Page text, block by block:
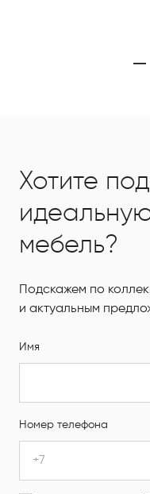
Хотите
мебель?
Подскажем по
и актуальным
Имя
Номер телефона